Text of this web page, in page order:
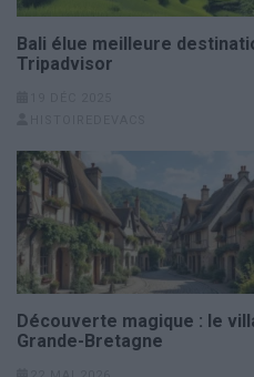
Bali élue meilleure
Tripadvisor
Découverte magique : le
Grande-Bretagne